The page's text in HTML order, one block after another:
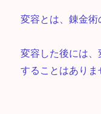
変容とは、錬金術
変容した後には
することはありま